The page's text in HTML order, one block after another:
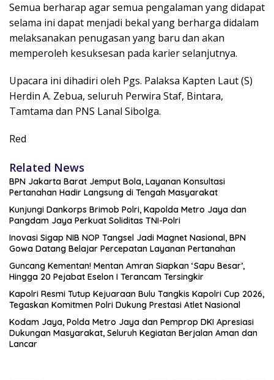
Semua berharap agar semua pengalaman yang didapat
selama ini dapat menjadi bekal yang berharga didalam
melaksanakan penugasan yang baru dan akan
memperoleh kesuksesan pada karier selanjutnya.
Upacara ini dihadiri oleh Pgs. Palaksa Kapten Laut (S)
Herdin A. Zebua, seluruh Perwira Staf, Bintara,
Tamtama dan PNS Lanal Sibolga.
Red
Related News
BPN Jakarta Barat Jemput Bola, Layanan Konsultasi
Pertanahan Hadir Langsung di Tengah Masyarakat
Kunjungi Dankorps Brimob Polri, Kapolda Metro Jaya dan
Pangdam Jaya Perkuat Soliditas TNI-Polri
Inovasi Sigap NIB NOP Tangsel Jadi Magnet Nasional, BPN
Gowa Datang Belajar Percepatan Layanan Pertanahan
Guncang Kementan! Mentan Amran Siapkan ‘Sapu Besar’,
Hingga 20 Pejabat Eselon I Terancam Tersingkir
Kapolri Resmi Tutup Kejuaraan Bulu Tangkis Kapolri Cup 2026,
Tegaskan Komitmen Polri Dukung Prestasi Atlet Nasional
Kodam Jaya, Polda Metro Jaya dan Pemprop DKI Apresiasi
Dukungan Masyarakat, Seluruh Kegiatan Berjalan Aman dan
Lancar